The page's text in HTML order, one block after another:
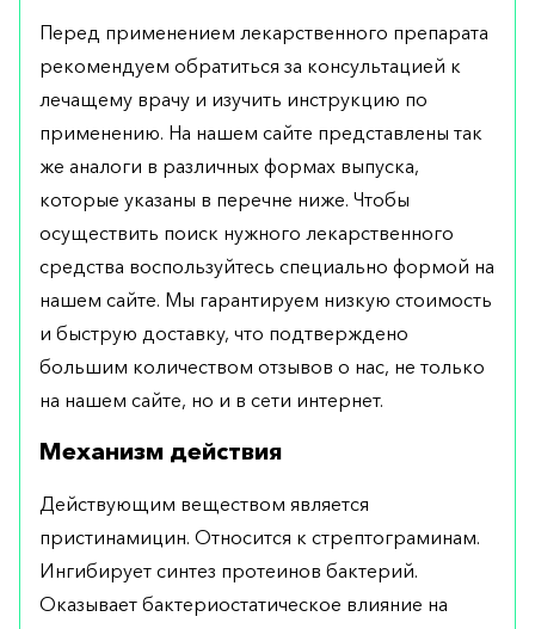
Перед применением лекарственного препарата
рекомендуем обратиться за консультацией к
лечащему врачу и изучить инструкцию по
применению. На нашем сайте представлены так
же аналоги в различных формах выпуска,
которые указаны в перечне ниже. Чтобы
осуществить поиск нужного лекарственного
средства воспользуйтесь специально формой на
нашем сайте. Мы гарантируем низкую стоимость
и быструю доставку, что подтверждено
большим количеством отзывов о нас, не только
на нашем сайте, но и в сети интернет.
Механизм действия
Действующим веществом является
пристинамицин. Относится к стрептограминам.
Ингибирует синтез протеинов бактерий.
Оказывает бактериостатическое влияние на